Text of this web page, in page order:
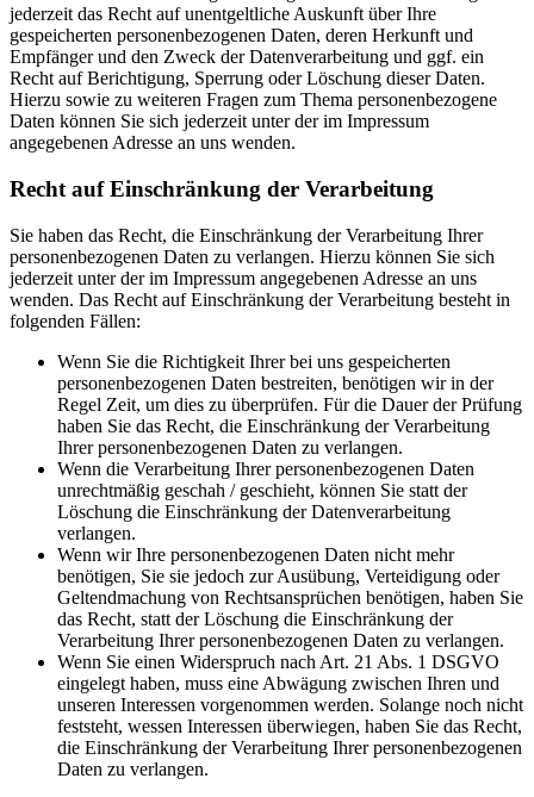
jederzeit das Recht auf unentgeltliche Auskunft über Ihre
gespeicherten personenbezogenen Daten, deren Herkunft und
Empfänger und den Zweck der Datenverarbeitung und ggf. ein
Recht auf Berichtigung, Sperrung oder Löschung dieser Daten.
Hierzu sowie zu weiteren Fragen zum Thema personenbezogene
Daten können Sie sich jederzeit unter der im Impressum
angegebenen Adresse an uns wenden.
Recht auf Einschränkung der Verarbeitung
Sie haben das Recht, die Einschränkung der Verarbeitung Ihrer
personenbezogenen Daten zu verlangen. Hierzu können Sie sich
jederzeit unter der im Impressum angegebenen Adresse an uns
wenden. Das Recht auf Einschränkung der Verarbeitung besteht in
folgenden Fällen:
Wenn Sie die Richtigkeit Ihrer bei uns gespeicherten
personenbezogenen Daten bestreiten, benötigen wir in der
Regel Zeit, um dies zu überprüfen. Für die Dauer der Prüfung
haben Sie das Recht, die Einschränkung der Verarbeitung
Ihrer personenbezogenen Daten zu verlangen.
Wenn die Verarbeitung Ihrer personenbezogenen Daten
unrechtmäßig geschah / geschieht, können Sie statt der
Löschung die Einschränkung der Datenverarbeitung
verlangen.
Wenn wir Ihre personenbezogenen Daten nicht mehr
benötigen, Sie sie jedoch zur Ausübung, Verteidigung oder
Geltendmachung von Rechtsansprüchen benötigen, haben Sie
das Recht, statt der Löschung die Einschränkung der
Verarbeitung Ihrer personenbezogenen Daten zu verlangen.
Wenn Sie einen Widerspruch nach Art. 21 Abs. 1 DSGVO
eingelegt haben, muss eine Abwägung zwischen Ihren und
unseren Interessen vorgenommen werden. Solange noch nicht
feststeht, wessen Interessen überwiegen, haben Sie das Recht,
die Einschränkung der Verarbeitung Ihrer personenbezogenen
Daten zu verlangen.